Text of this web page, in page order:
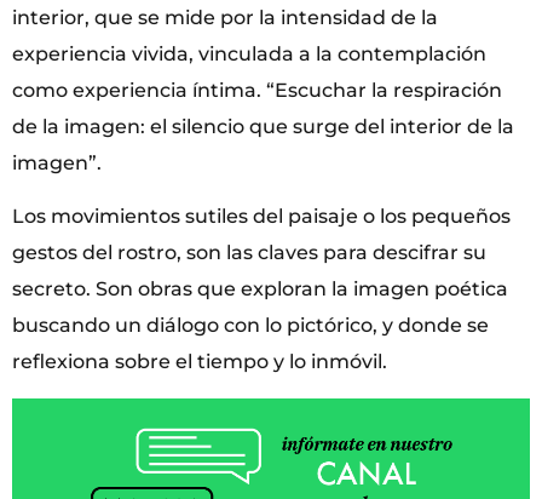
interior, que se mide por la intensidad de la
experiencia vivida, vinculada a la contemplación
como experiencia íntima. “Escuchar la respiración
de la imagen: el silencio que surge del interior de la
imagen”.
Los movimientos sutiles del paisaje o los pequeños
gestos del rostro, son las claves para descifrar su
secreto. Son obras que exploran la imagen poética
buscando un diálogo con lo pictórico, y donde se
reflexiona sobre el tiempo y lo inmóvil.